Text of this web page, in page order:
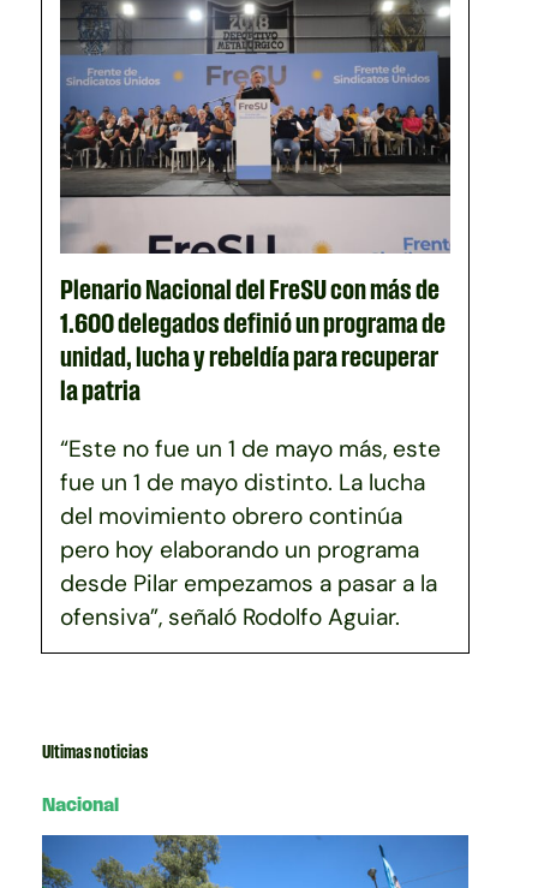
Plenario Nacional del FreSU con más de
1.600 delegados definió un programa de
unidad, lucha y rebeldía para recuperar
la patria
“Este no fue un 1 de mayo más, este
fue un 1 de mayo distinto. La lucha
del movimiento obrero continúa
pero hoy elaborando un programa
desde Pilar empezamos a pasar a la
ofensiva”, señaló Rodolfo Aguiar.
Ultimas noticias
Nacional